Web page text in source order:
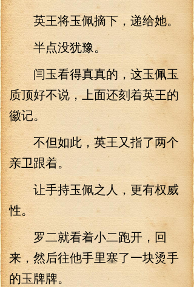
英王将玉佩摘下，递给她。
半点没犹豫。
闫玉看得真真的，这玉佩玉
质顶好不说，上面还刻着英王的
徽记。
不但如此，英王又指了两个
亲卫跟着。
让手持玉佩之人，更有权威
性。
罗二就看着小二跑开，回
来，然后往他手里塞了一块烫手
的玉牌牌。